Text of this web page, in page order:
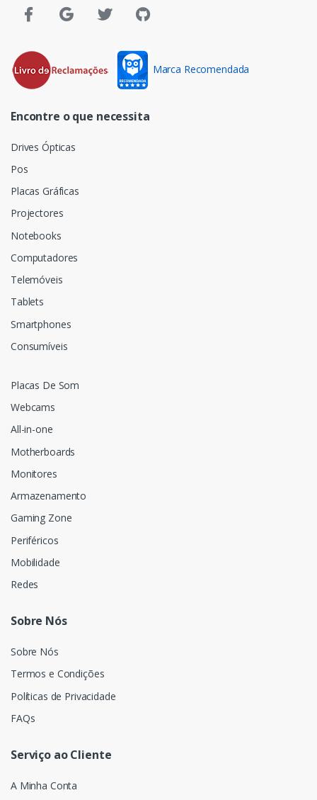
Marca Recomendada
Encontre o que necessita
Drives Ópticas
Pos
Placas Gráficas
Projectores
Notebooks
Computadores
Telemóveis
Tablets
Smartphones
Consumíveis
Placas De Som
Webcams
All-in-one
Motherboards
Monitores
Armazenamento
Gaming Zone
Periféricos
Mobilidade
Redes
Sobre Nós
Sobre Nós
Termos e Condições
Políticas de Privacidade
FAQs
Serviço ao Cliente
A Minha Conta